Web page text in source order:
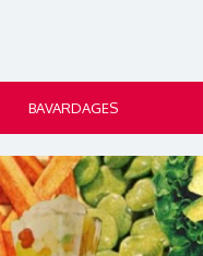
BAVARDAGES